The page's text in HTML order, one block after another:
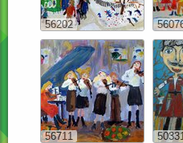
56202
56711